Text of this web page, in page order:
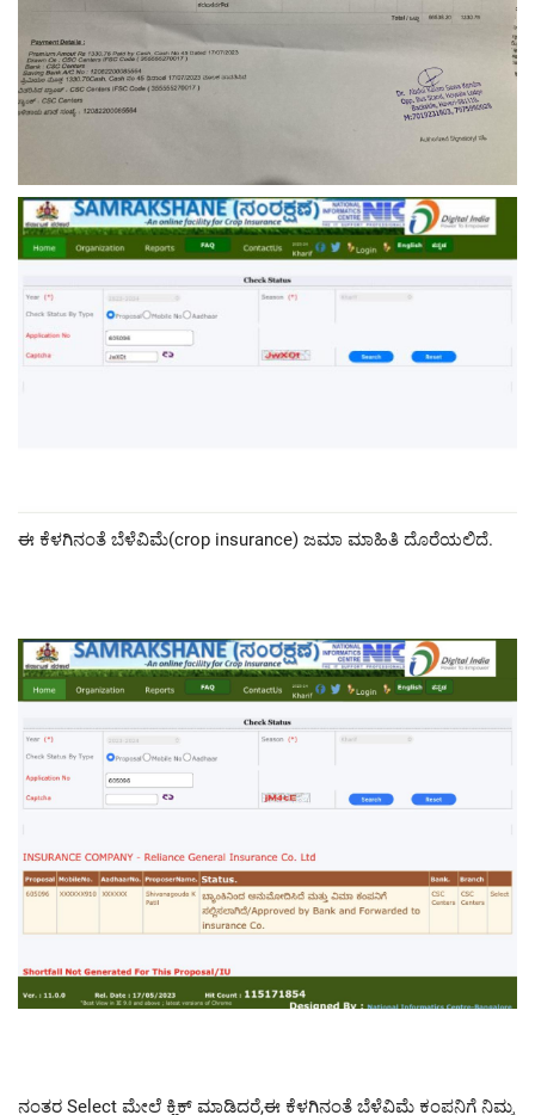
ಈ ಕೆಳಗಿನಂತೆ ಬೆಳೆವಿಮೆ(crop insurance) ಜಮಾ ಮಾಹಿತಿ ದೊರೆಯಲಿದೆ.
ನಂತರ Select ಮೇಲೆ ಕ್ಲಿಕ್ ಮಾಡಿದರೆ,ಈ ಕೆಳಗಿನಂತೆ ಬೆಳೆವಿಮೆ ಕಂಪನಿಗೆ ನಿಮ್ಮ